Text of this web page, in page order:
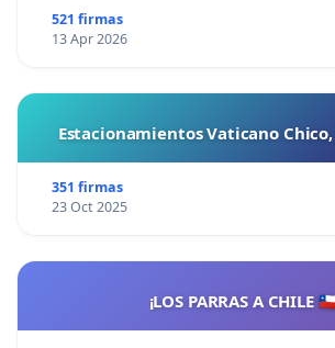
521 firmas
13 Apr 2026
Estacionamientos Vaticano
351 firmas
23 Oct 2025
¡LOS PARRAS A CHILE